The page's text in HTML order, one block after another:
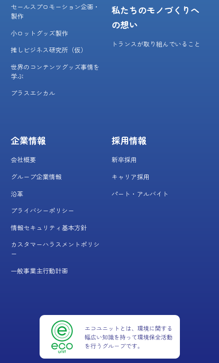
セールスプロモーション企画・
製作
小ロットグッズ製作
推しビジネス研究所（仮）
世界のコンテンツグッズ事情を
学ぶ
プラスエシカル
私たちのモノづくりへ
の想い
トランスが取り組んでいること
企業情報
会社概要
グループ企業情報
沿革
プライバシーポリシー
情報セキュリティ基本方針
カスタマーハラスメントポリシ
ー
一般事業主行動計画
採用情報
新卒採用
キャリア採用
パート・アルバイト